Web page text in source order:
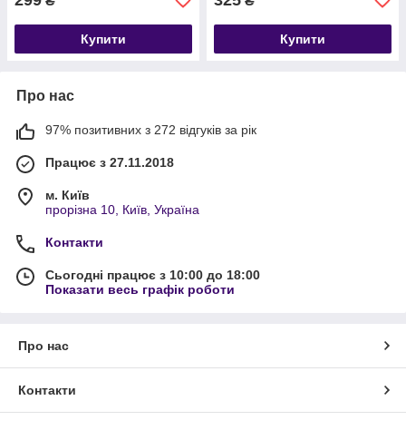
Купити Купити
Про нас
97% позитивних з 272 відгуків за рік
Працює з 27.11.2018
м. Київ
прорізна 10, Київ, Україна
Контакти
Сьогодні працює з 10:00 до 18:00
Показати весь графік роботи
Про нас
Контакти